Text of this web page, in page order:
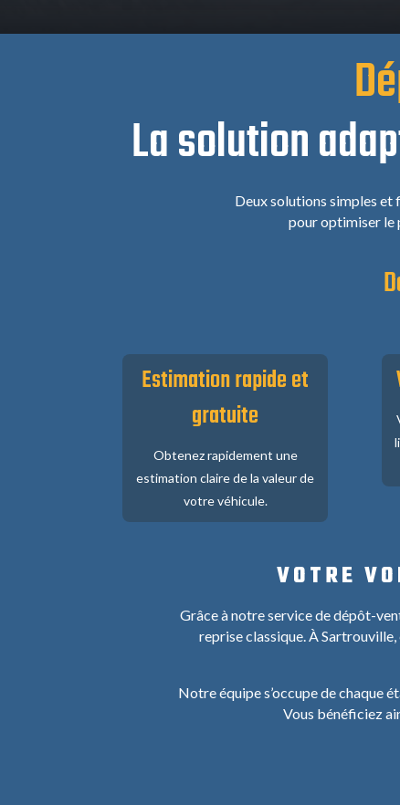
La solution
Deux solutions simples
pour optimiser le
Estimation rapide et
gratuite
Obtenez rapidement une
estimation claire de la valeur de
votre véhicule.
VOTRE
Grâce à notre service de dépôt-
reprise classique. À
Notre équipe s’occupe de chaque
Vous bénéficiez